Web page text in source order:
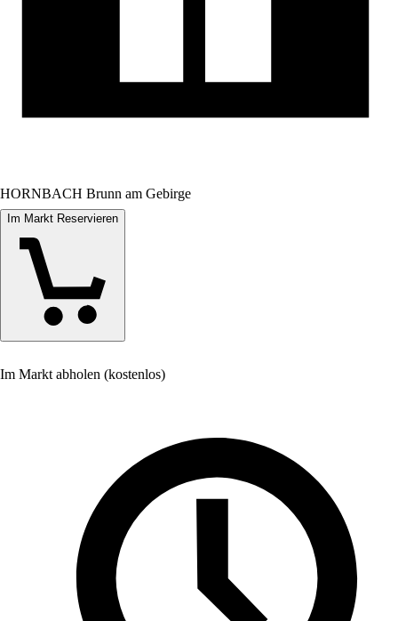
HORNBACH Brunn am Gebirge
Im Markt Reservieren
Im Markt abholen (kostenlos)